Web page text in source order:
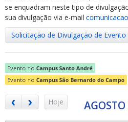
se enquadram neste tipo de
sua divulgação via e-mail
Solicitação de Divulgação de Evento
Evento no Campus Santo André
Evento no Campus São Bernardo do Campo
Hoje